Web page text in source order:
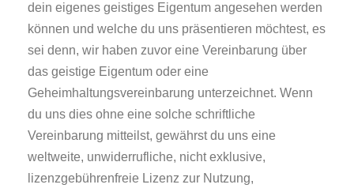
dein eigenes geistiges Eigentum angesehen werden
können und welche du uns präsentieren möchtest, es
sei denn, wir haben zuvor eine Vereinbarung über
das geistige Eigentum oder eine
Geheimhaltungsvereinbarung unterzeichnet. Wenn
du uns dies ohne eine solche schriftliche
Vereinbarung mitteilst, gewährst du uns eine
weltweite, unwiderrufliche, nicht exklusive,
lizenzgebührenfreie Lizenz zur Nutzung,